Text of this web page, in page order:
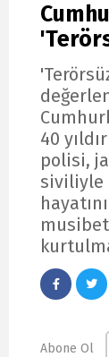
40
polisi,
siviliyle
Abone Ol